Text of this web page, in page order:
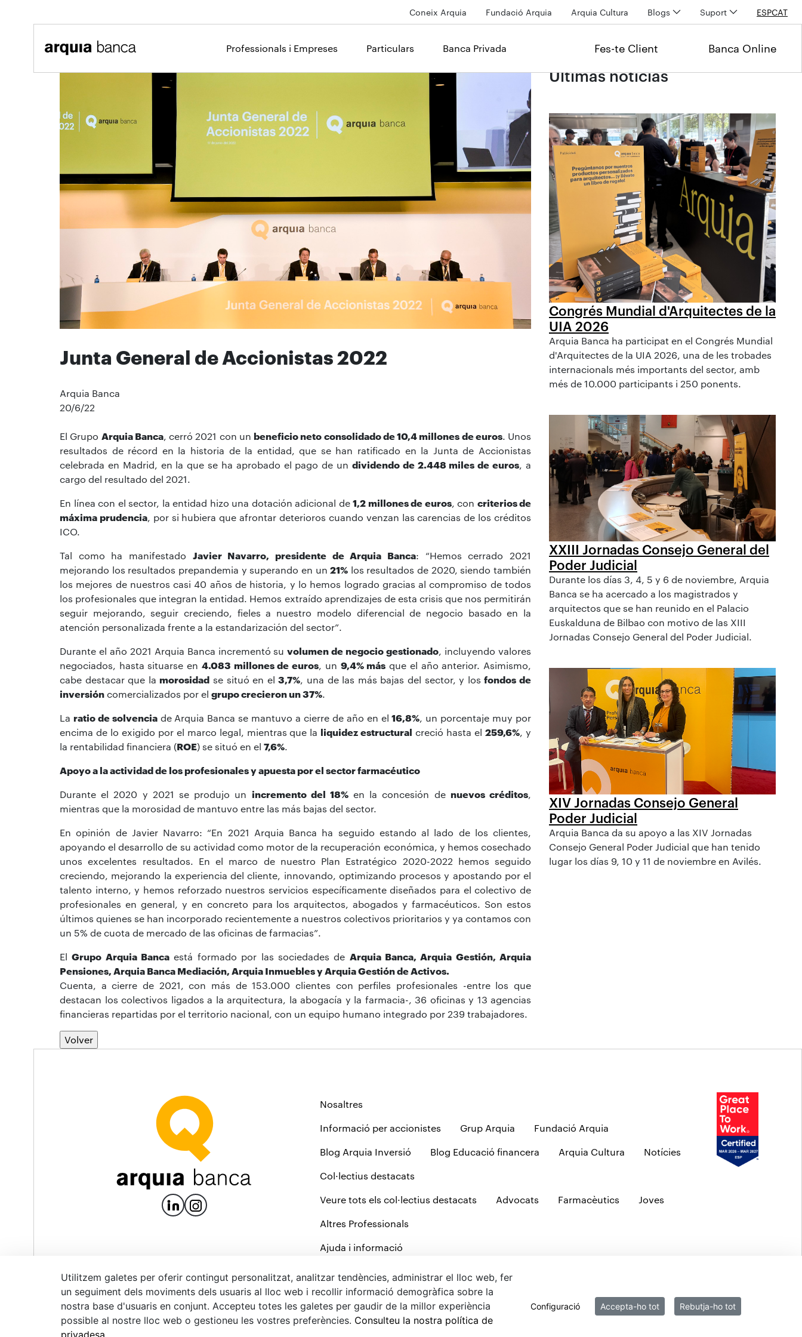
Coneix Arquia Fundació Arquia Arquia Cultura Blogs Suport ESPCAT
Professionals i Empreses Particulars Banca Privada Fes-te Client Banca Online
Junta General de Accionistas 2022
Arquia Banca
20/6/22
El Grupo Arquia Banca, cerró 2021 con un beneficio neto consolidado de 10,4 millones de euros. Unos
resultados de récord en la historia de la entidad, que se han ratificado en la Junta de Accionistas
celebrada en Madrid, en la que se ha aprobado el pago de un dividendo de 2.448 miles de euros, a
cargo del resultado del 2021.
En línea con el sector, la entidad hizo una dotación adicional de 1,2 millones de euros, con criterios de
máxima prudencia, por si hubiera que afrontar deterioros cuando venzan las carencias de los créditos
ICO.
Tal como ha manifestado Javier Navarro, presidente de Arquia Banca: “Hemos cerrado 2021
mejorando los resultados prepandemia y superando en un21% los resultados de 2020, siendo también
los mejores de nuestros casi 40 años de historia, y lo hemos logrado gracias al compromiso de todos
los profesionales que integran la entidad. Hemos extraído aprendizajes de esta crisis que nos permitirán
seguir mejorando, seguir creciendo, fieles a nuestro modelo diferencial de negocio basado en la
atención personalizada frente a la estandarización del sector”.
Durante el año 2021 Arquia Banca incrementó suvolumen de negocio gestionado, incluyendo valores
negociados, hasta situarse en 4.083 millones de euros, un 9,4% más que el año anterior. Asimismo,
cabe destacar que la morosidad se situó en el3,7%, una de las más bajas del sector, y losfondos de
inversión comercializados por el grupo crecieron un 37%.
La ratio de solvenciade Arquia Banca se mantuvo a cierre de año en el16,8%, un porcentaje muy por
encima de lo exigido por el marco legal, mientras que la liquidez estructural creció hasta el259,6%, y
la rentabilidad financiera (ROE) se situó en el 7,6%.
Apoyo a la actividad de los profesionales y apuesta por el sector farmacéutico
Durante el 2020 y 2021 se produjo un incremento del 18%en la concesión de nuevos créditos,
mientras que la morosidad de mantuvo entre las más bajas del sector.
En opinión de Javier Navarro: “En 2021 Arquia Banca ha seguido estando al lado de los clientes,
apoyando el desarrollo de su actividad como motor de la recuperación económica, y hemos cosechado
unos excelentes resultados. En el marco de nuestro Plan Estratégico 2020-2022 hemos seguido
creciendo, mejorando la experiencia del cliente, innovando, optimizando procesos y apostando por el
talento interno, y hemos reforzado nuestros servicios específicamente diseñados para el colectivo de
profesionales en general, y en concreto para los arquitectos, abogados y farmacéuticos. Son estos
últimos quienes se han incorporado recientemente a nuestros colectivos prioritarios y ya contamos con
un 5% de cuota de mercado de las oficinas de farmacias”.
ElGrupo Arquia Banca está formado por las sociedades de Arquia Banca, Arquia Gestión, Arquia
Pensiones, Arquia Banca Mediación, Arquia Inmuebles y Arquia Gestión de Activos.
Cuenta, a cierre de 2021, con más de 153.000 clientes con perfiles profesionales -entre los que
destacan los colectivos ligados a la arquitectura, la abogacía y la farmacia-, 36 oficinas y 13 agencias
financieras repartidas por el territorio nacional, con un equipo humano integrado por 239 trabajadores.
Volver
Últimas noticias
Congrés Mundial d'Arquitectes de la
UIA 2026
Arquia Banca ha participat en el Congrés Mundial
d'Arquitectes de la UIA 2026, una de les trobades
internacionals més importants del sector, amb
més de 10.000 participants i 250 ponents.
XXIII Jornadas Consejo General del
Poder Judicial
Durante los días 3, 4, 5 y 6 de noviembre, Arquia
Banca se ha acercado a los magistrados y
arquitectos que se han reunido en el Palacio
Euskalduna de Bilbao con motivo de las XIII
Jornadas Consejo General del Poder Judicial.
XIV Jornadas Consejo General
Poder Judicial
Arquia Banca da su apoyo a las XIV Jornadas
Consejo General Poder Judicial que han tenido
lugar los días 9, 10 y 11 de noviembre en Avilés.
Nosaltres
Informació per accionistes Grup Arquia Fundació Arquia
Blog Arquia Inversió Blog Educació financera Arquia Cultura Notícies
Col·lectius destacats
Veure tots els col·lectius destacats Advocats Farmacèutics Joves
Altres Professionals
Ajuda i informació
Contacte Oficines Preguntes freqüents
Servei d'atenció al client Taulell d'anuncis
Avís legal Política de galetes Informació bàsica sobre protecció de dades Política de privacitat web MIFID Polítiques ASG
Utilitzem galetes per oferir contingut personalitzat, analitzar tendències, administrar el lloc web, fer
un seguiment dels moviments dels usuaris al lloc web i recollir informació demogràfica sobre la
nostra base d'usuaris en conjunt. Accepteu totes les galetes per gaudir de la millor experiència
possible al nostre lloc web o gestioneu les vostres preferències. Consulteu la nostra política de
privadesa
Configuració Accepta-ho tot Rebutja-ho tot